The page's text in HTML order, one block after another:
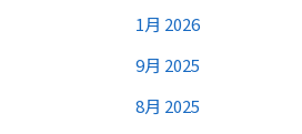
1月 2026
9月 2025
8月 2025